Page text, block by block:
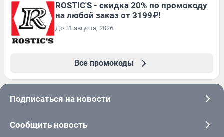
ROSTIC'S - скидка 20% по промокоду
на любой заказ от 3199₽!
До 31 августа, 2026
Все промокоды
Подписаться на новости
Сообщить новость